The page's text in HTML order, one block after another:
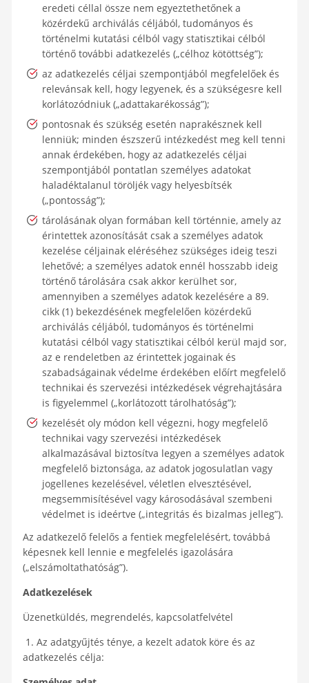
eredeti céllal össze nem egyeztethetőnek a
közérdekű archiválás céljából, tudományos és
történelmi kutatási célból vagy statisztikai célból
történő további adatkezelés („célhoz kötöttség”);
az adatkezelés céljai szempontjából megfelelőek és
relevánsak kell, hogy legyenek, és a szükségesre kell
korlátozódniuk („adattakarékosság”);
pontosnak és szükség esetén naprakésznek kell
lenniük; minden észszerű intézkedést meg kell tenni
annak érdekében, hogy az adatkezelés céljai
szempontjából pontatlan személyes adatokat
haladéktalanul töröljék vagy helyesbítsék
(„pontosság”);
tárolásának olyan formában kell történnie, amely az
érintettek azonosítását csak a személyes adatok
kezelése céljainak eléréséhez szükséges ideig teszi
lehetővé; a személyes adatok ennél hosszabb ideig
történő tárolására csak akkor kerülhet sor,
amennyiben a személyes adatok kezelésére a 89.
cikk (1) bekezdésének megfelelően közérdekű
archiválás céljából, tudományos és történelmi
kutatási célból vagy statisztikai célból kerül majd sor,
az e rendeletben az érintettek jogainak és
szabadságainak védelme érdekében előírt megfelelő
technikai és szervezési intézkedések végrehajtására
is figyelemmel („korlátozott tárolhatóság”);
kezelését oly módon kell végezni, hogy megfelelő
technikai vagy szervezési intézkedések
alkalmazásával biztosítva legyen a személyes adatok
megfelelő biztonsága, az adatok jogosulatlan vagy
jogellenes kezelésével, véletlen elvesztésével,
megsemmisítésével vagy károsodásával szembeni
védelmet is ideértve („integritás és bizalmas jelleg”).
Az adatkezelő felelős a fentiek megfelelésért, továbbá
képesnek kell lennie e megfelelés igazolására
(„elszámoltathatóság”).
Adatkezelések
Üzenetküldés, megrendelés, kapcsolatfelvétel
1. Az adatgyűjtés ténye, a kezelt adatok köre és az
adatkezelés célja: